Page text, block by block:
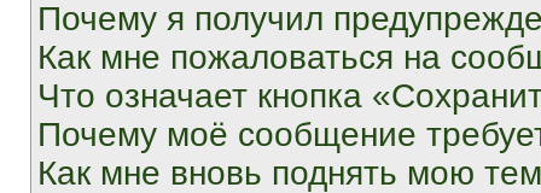
Почему я получил
Как мне пожаловаться на
Что означает кнопка
Почему моё сообщение
Как мне вновь поднять мою